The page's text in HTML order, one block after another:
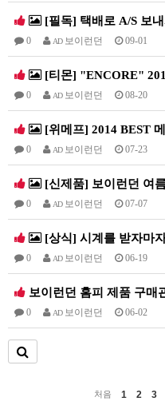
[필독] 택배로 A/S 보
0 AD 보이런던 09-01
[티몬] "ENCORE" 2014
0 AD 보이런던 08-20
[위메프] 2014 BEST
0 AD 보이런던 07-23
[신제품] 보이런던 여
0 AD 보이런던 07-07
[상식] 시계를 받자마
0 AD 보이런던 06-19
보이런던 홈피 제품 구매
0 AD 보이런던 06-02
처음 1 2 3